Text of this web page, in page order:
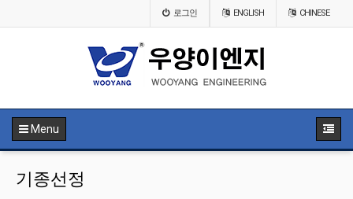
로그인 ENGLISH CHINESE
Menu
기종선정